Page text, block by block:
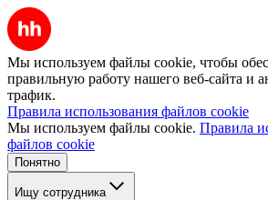
Мы используем файлы cookie, чтобы
правильную работу нашего веб-сайта и
трафик.
Правила использования файлов cookie
Мы используем файлы cookie. Правила
файлов cookie
Понятно
Ищу сотрудника